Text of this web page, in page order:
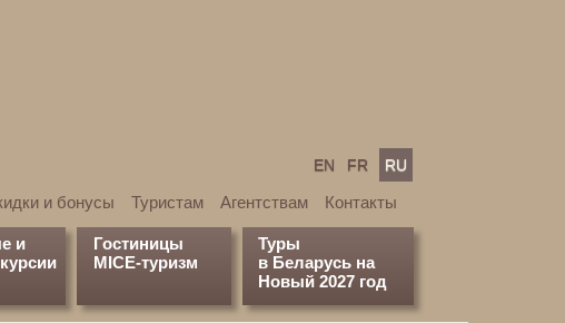
EN FR RU
и бонусы Туристам Агентствам Контакты
и
Гостиницы
MICE-туризм
Туры
в Беларусь на
Новый 2027 год